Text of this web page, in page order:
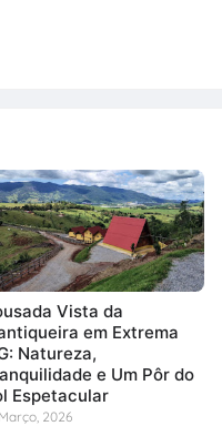
Vista da
em Extrema
Natureza,
e Um Pôr do
Espetacular
2026